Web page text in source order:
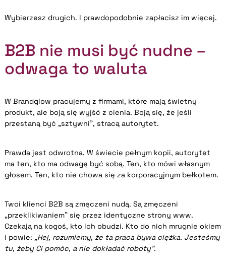
Wybierzesz drugich. I prawdopodobnie zapłacisz im więcej.
B2B nie musi być nudne –
odwaga to waluta
W Brandglow pracujemy z firmami, które mają świetny
produkt, ale boją się wyjść z cienia. Boją się, że jeśli
przestaną być „sztywni”, stracą autorytet.
Prawda jest odwrotna. W świecie pełnym kopii, autorytet
ma ten, kto ma odwagę być sobą. Ten, kto mówi własnym
głosem. Ten, kto nie chowa się za korporacyjnym bełkotem.
Twoi klienci B2B są zmęczeni nudą. Są zmęczeni
„przeklikiwaniem” się przez identyczne strony www.
Czekają na kogoś, kto ich obudzi. Kto do nich mrugnie okiem
i powie: „Hej, rozumiemy, że ta praca bywa ciężka. Jesteśmy
tu, żeby Ci pomóc, a nie dokładać roboty”.